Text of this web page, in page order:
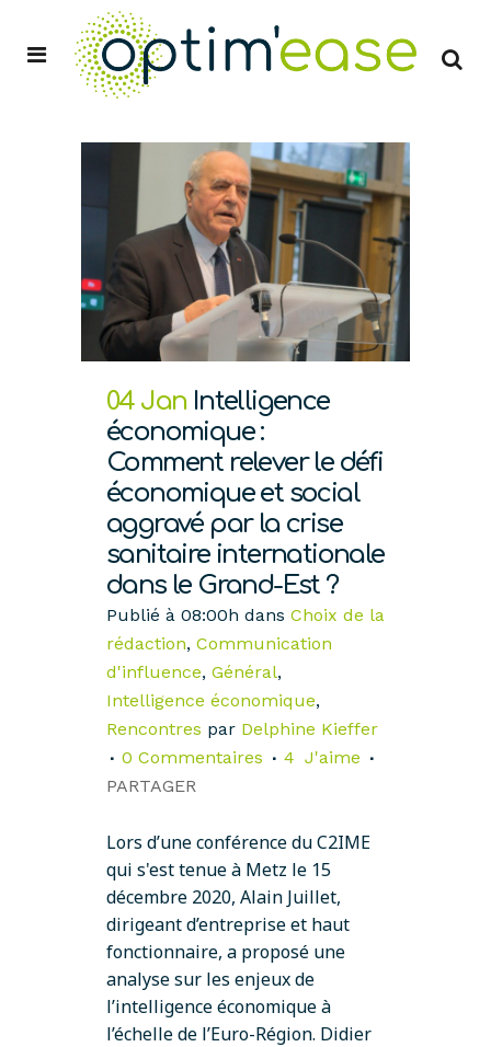
04 Jan Intelligence
économique :
Comment relever le défi
économique et social
aggravé par la crise
sanitaire internationale
dans le Grand-Est ?
Publié à 08:00h dans Choix de la
rédaction, Communication
d'influence, Général,
Intelligence économique,
Rencontres par Delphine Kieffer
0 Commentaires
4 J'aime
PARTAGER
Lors d’une conférence du C2IME
qui s'est tenue à Metz le 15
décembre 2020, Alain Juillet,
dirigeant d’entreprise et haut
fonctionnaire, a proposé une
analyse sur les enjeux de
l’intelligence économique à
l’échelle de l’Euro-Région. Didier